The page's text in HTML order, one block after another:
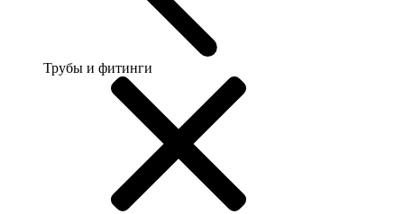
Трубы и фитинги